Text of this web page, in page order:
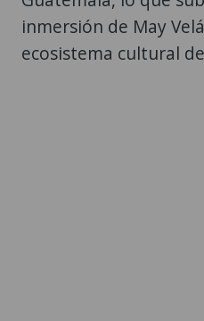
inmersión de May
ecosistema cultural